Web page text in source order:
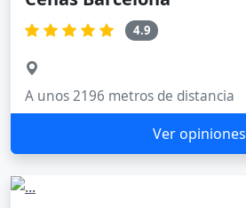
4.9
A unos 2196 metros de distancia
Ver opiniones